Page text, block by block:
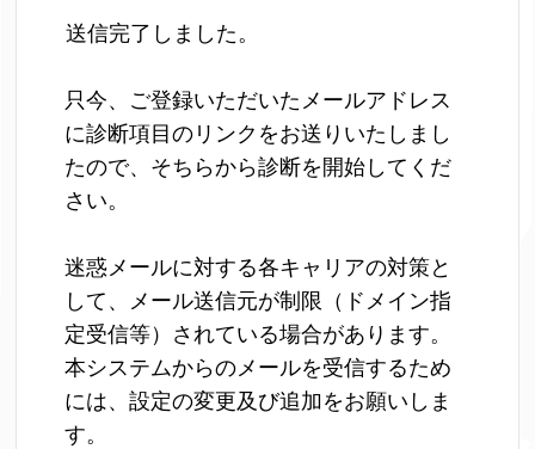
送信完了しました。
只今、ご登録いただいたメールアドレス
に診断項目のリンクをお送りいたしまし
たので、そちらから診断を開始してくだ
さい。
迷惑メールに対する各キャリアの対策と
して、メール送信元が制限（ドメイン指
定受信等）されている場合があります。
本システムからのメールを受信するため
には、設定の変更及び追加をお願いしま
す。